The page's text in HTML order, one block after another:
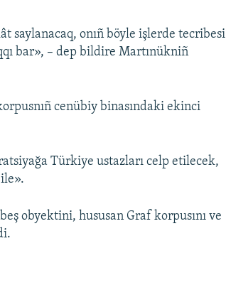
saylanacaq, onıñ böyle işlerde tecribesi
bar», – dep bildire Martınükniñ
cenübiy binasındaki ekinci
Türkiye ustazları celp etilecek,
obyektini, hususan Graf korpusını ve